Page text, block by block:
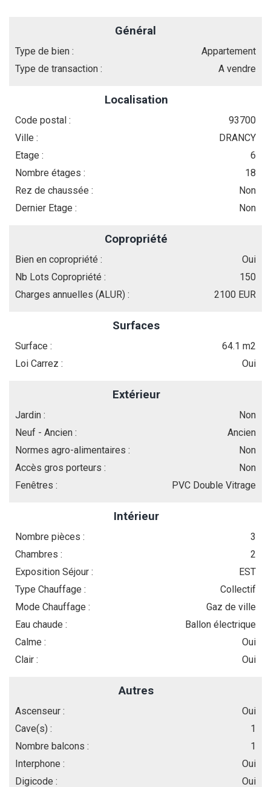
Général
Type de bien :
Appartement
Type de transaction :
A vendre
Localisation
Code postal :
93700
Ville :
DRANCY
Etage :
6
Nombre étages :
18
Rez de chaussée :
Non
Dernier Etage :
Non
Copropriété
Bien en copropriété :
Oui
Nb Lots Copropriété :
150
Charges annuelles (ALUR) :
2100 EUR
Surfaces
Surface :
64.1 m2
Loi Carrez :
Oui
Extérieur
Jardin :
Non
Neuf - Ancien :
Ancien
Normes agro-alimentaires :
Non
Accès gros porteurs :
Non
Fenêtres :
PVC Double Vitrage
Intérieur
Nombre pièces :
3
Chambres :
2
Exposition Séjour :
EST
Type Chauffage :
Collectif
Mode Chauffage :
Gaz de ville
Eau chaude :
Ballon électrique
Calme :
Oui
Clair :
Oui
Autres
Ascenseur :
Oui
Cave(s) :
1
Nombre balcons :
1
Interphone :
Oui
Digicode :
Oui